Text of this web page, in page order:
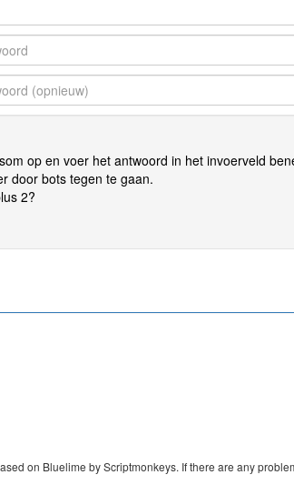
op en voer het antwoord in het invoerveld
door bots tegen te gaan.
2?
on Bluelime by Scriptmonkeys. If there are any